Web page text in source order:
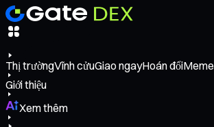
Thị trườngVĩnh cửuGiao ngayHoán đổiMeme
Giới thiệu
Xem thêm